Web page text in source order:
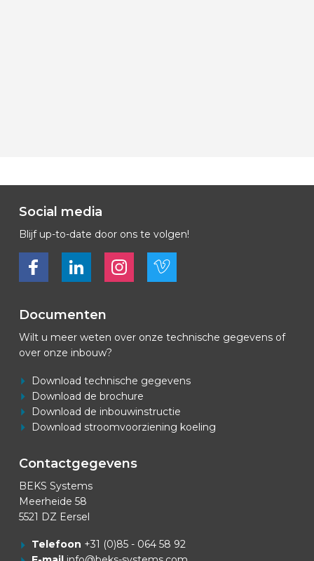
Social media
Blijf up-to-date door ons te volgen!
Bekijk ons op FacebookBekijk ons op LinkedInBekijk ons op LinkedInBekijk ons op Vimeo
Documenten
Wilt u meer weten over onze technische gegevens of
over onze inbouw?
Download technische gegevens
Download de brochure
Download de inbouwinstructie
Download stroomvoorziening koeling
Contactgegevens
BEKS Systems
Meerheide 58
5521 DZ Eersel
Telefoon +31 (0)85 - 064 58 92